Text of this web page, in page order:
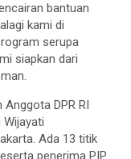
bantuan
kami di
serupa
siapkan dari
DPR RI
Wijayati
Ada 13 titik